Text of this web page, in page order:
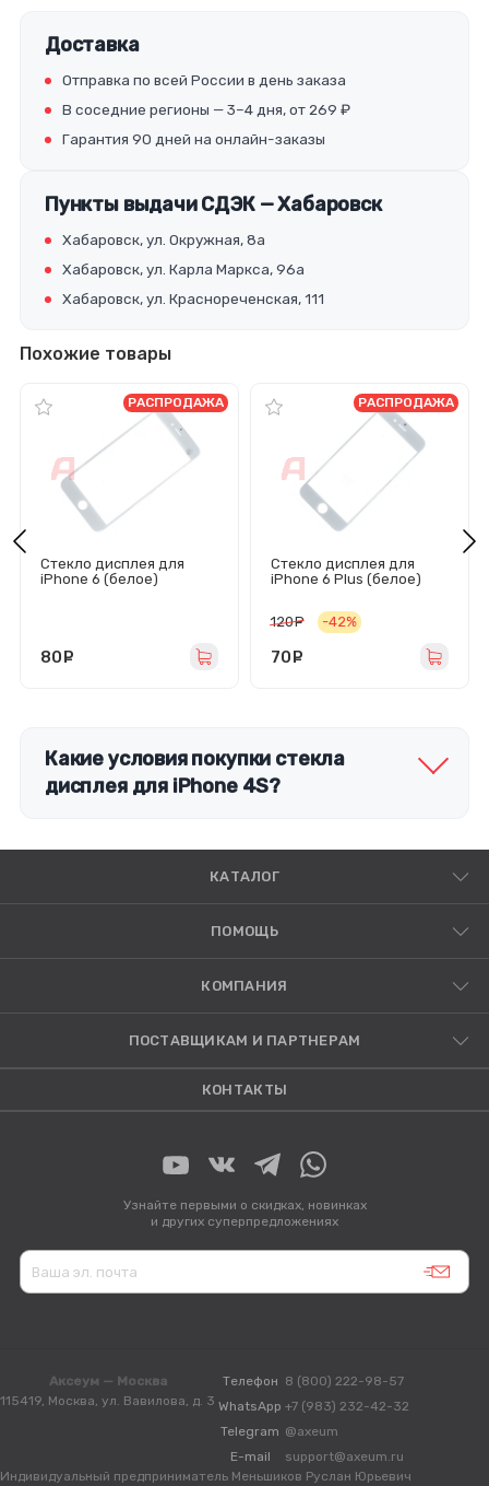
Доставка
Отправка по всей России в день заказа
В соседние регионы — 3–4 дня, от 269 ₽
Гарантия 90 дней на онлайн-заказы
Пункты выдачи СДЭК — Хабаровск
Хабаровск, ул. Окружная, 8а
Хабаровск, ул. Карла Маркса, 96а
Хабаровск, ул. Краснореченская, 111
Похожие товары
Стекло дисплея для
iPhone 6 (белое)
РАСПРОДАЖА
80
Стекло дисплея для
iPhone 6 Plus (белое)
РАСПРОДАЖА
120 руб.
-42%
70
Какие условия покупки стекла
дисплея для iPhone 4S?
КАТАЛОГ
ПОМОЩЬ
КОМПАНИЯ
ПОСТАВЩИКАМ И ПАРТНЕРАМ
КОНТАКТЫ
Узнайте первыми о скидках, новинках
и других суперпредложениях
Аксеум — Москва
115419, Москва, ул. Вавилова, д. 3
Телефон 8 (800) 222-98-57
WhatsApp +7 (983) 232-42-32
Telegram @axeum
E-mail
support@axeum.ru
Индивидуальный предприниматель Меньшиков Руслан Юрьевич